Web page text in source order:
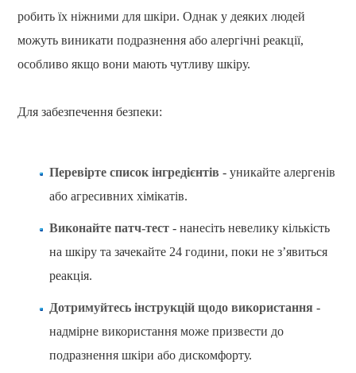
робить їх ніжними для шкіри. Однак у деяких людей
можуть виникати подразнення або алергічні реакції,
особливо якщо вони мають чутливу шкіру.
Для забезпечення безпеки:
Перевірте список інгредієнтів - уникайте алергенів
або агресивних хімікатів.
Виконайте патч-тест - нанесіть невелику кількість
на шкіру та зачекайте 24 години, поки не з’явиться
реакція.
Дотримуйтесь інструкцій щодо використання -
надмірне використання може призвести до
подразнення шкіри або дискомфорту.